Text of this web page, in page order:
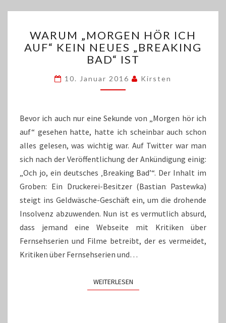
„MORGEN
HÖR
ICH
KEIN
NEUES
IST
WARUM „MORGEN HÖR ICH
AUF“ KEIN NEUES „BREAKING
BAD“ IST
10. Januar 2016 Kirsten
Bevor ich auch nur eine Sekunde von „Morgen hör ich
auf“ gesehen hatte, hatte ich scheinbar auch schon
alles gelesen, was wichtig war. Auf Twitter war man
sich nach der Veröffentlichung der Ankündigung einig:
„Och jo, ein deutsches ‚Breaking Bad’“. Der Inhalt im
Groben: Ein Druckerei-Besitzer (Bastian Pastewka)
steigt ins Geldwäsche-Geschäft ein, um die drohende
Insolvenz abzuwenden. Nun ist es vermutlich absurd,
dass jemand eine Webseite mit Kritiken über
Fernsehserien und Filme betreibt, der es vermeidet,
Kritiken über Fernsehserien und…
WEITERLESENWEITERLESEN